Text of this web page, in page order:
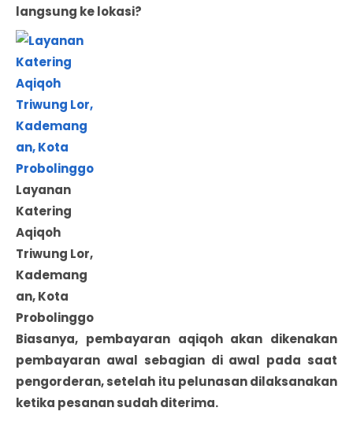
langsung ke lokasi?
Layanan
Katering
Aqiqoh
Triwung Lor,
Kademang
an, Kota
Probolinggo
Biasanya, pembayaran aqiqoh akan dikenakan
pembayaran awal sebagian di awal pada saat
pengorderan, setelah itu pelunasan dilaksanakan
ketika pesanan sudah diterima.